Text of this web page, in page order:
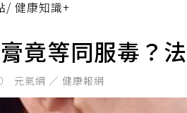
/ 健康知識+
竟等同服毒？
元氣網 ／ 健康報網